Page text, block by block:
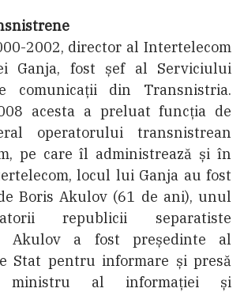
2002, director al Intertelecom
Ganja, fost șef al Serviciului
comunicaţii din Transnistria.
acesta a preluat funcția de
operatorului transnistrean
pe care îl administrează și în
locul lui Ganja au fost
Boris Akulov (61 de ani), unul
republicii separatiste
Akulov a fost președinte al
Stat pentru informare și presă
ministru al informaţiei și